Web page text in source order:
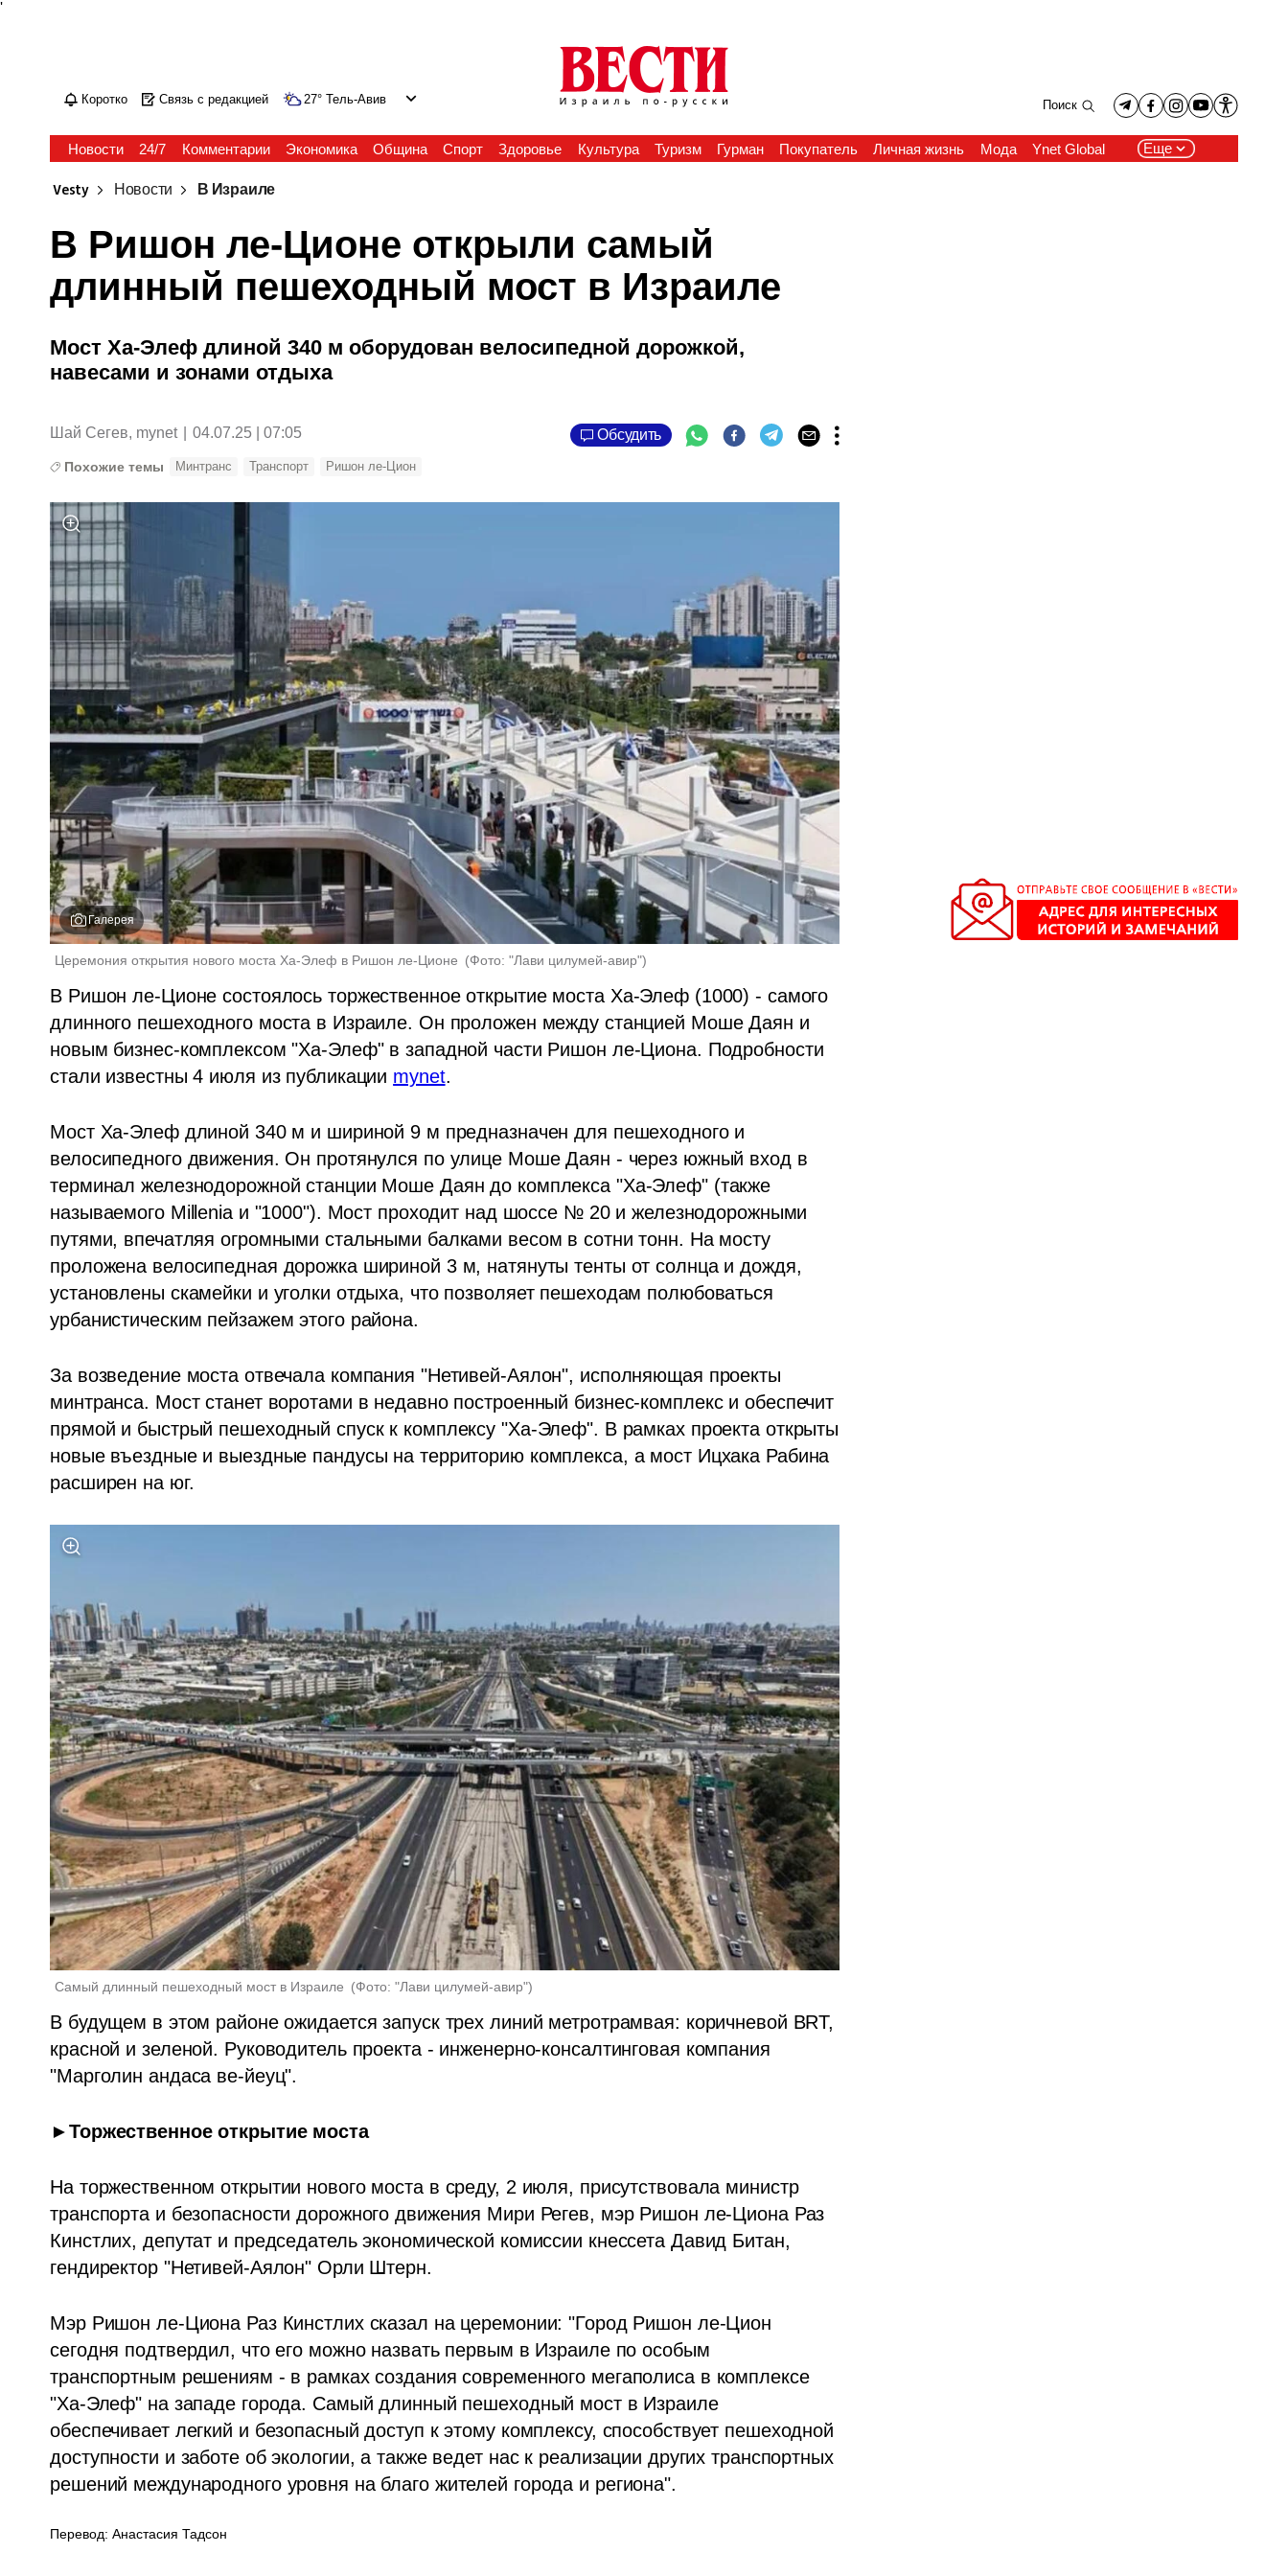
'
Коротко Связь с редакцией 27° Тель-Авив Поиск
Новости 24/7 Комментарии Экономика Община Спорт Здоровье Культура Туризм Гурман Покупатель Личная жизнь Мода Ynet Global Еще
Vesty Новости В Израиле
В Ришон ле-Ционе открыли самый
длинный пешеходный мост в Израиле
Мост Ха-Элеф длиной 340 м оборудован велосипедной дорожкой,
навесами и зонами отдыха
Шай Сегев, mynet 04.07.25 | 07:05 Обсудить
Похожие темы Минтранс Транспорт Ришон ле-Цион
Галерея
Церемония открытия нового моста Ха-Элеф в Ришон ле-Ционе (Фото: "Лави цилумей-авир")
В Ришон ле-Ционе состоялось торжественное открытие моста Ха-Элеф (1000) - самого
длинного пешеходного моста в Израиле. Он проложен между станцией Моше Даян и
новым бизнес-комплексом "Ха-Элеф" в западной части Ришон ле-Циона. Подробности
стали известны 4 июля из публикации mynet.
Мост Ха-Элеф длиной 340 м и шириной 9 м предназначен для пешеходного и
велосипедного движения. Он протянулся по улице Моше Даян - через южный вход в
терминал железнодорожной станции Моше Даян до комплекса "Ха-Элеф" (также
называемого Millenia и "1000"). Мост проходит над шоссе № 20 и железнодорожными
путями, впечатляя огромными стальными балками весом в сотни тонн. На мосту
проложена велосипедная дорожка шириной 3 м, натянуты тенты от солнца и дождя,
установлены скамейки и уголки отдыха, что позволяет пешеходам полюбоваться
урбанистическим пейзажем этого района.
За возведение моста отвечала компания "Нетивей-Аялон", исполняющая проекты
минтранса. Мост станет воротами в недавно построенный бизнес-комплекс и обеспечит
прямой и быстрый пешеходный спуск к комплексу "Ха-Элеф". В рамках проекта открыты
новые въездные и выездные пандусы на территорию комплекса, а мост Ицхака Рабина
расширен на юг.
Самый длинный пешеходный мост в Израиле (Фото: "Лави цилумей-авир")
В будущем в этом районе ожидается запуск трех линий метротрамвая: коричневой BRT,
красной и зеленой. Руководитель проекта - инженерно-консалтинговая компания
"Марголин андаса ве-йеуц".
►Торжественное открытие моста
На торжественном открытии нового моста в среду, 2 июля, присутствовала министр
транспорта и безопасности дорожного движения Мири Регев, мэр Ришон ле-Циона Раз
Кинстлих, депутат и председатель экономической комиссии кнессета Давид Битан,
гендиректор "Нетивей-Аялон" Орли Штерн.
Мэр Ришон ле-Циона Раз Кинстлих сказал на церемонии: "Город Ришон ле-Цион
сегодня подтвердил, что его можно назвать первым в Израиле по особым
транспортным решениям - в рамках создания современного мегаполиса в комплексе
"Ха-Элеф" на западе города. Самый длинный пешеходный мост в Израиле
обеспечивает легкий и безопасный доступ к этому комплексу, способствует пешеходной
доступности и заботе об экологии, а также ведет нас к реализации других транспортных
решений международного уровня на благо жителей города и региона".
Перевод: Анастасия Тадсон